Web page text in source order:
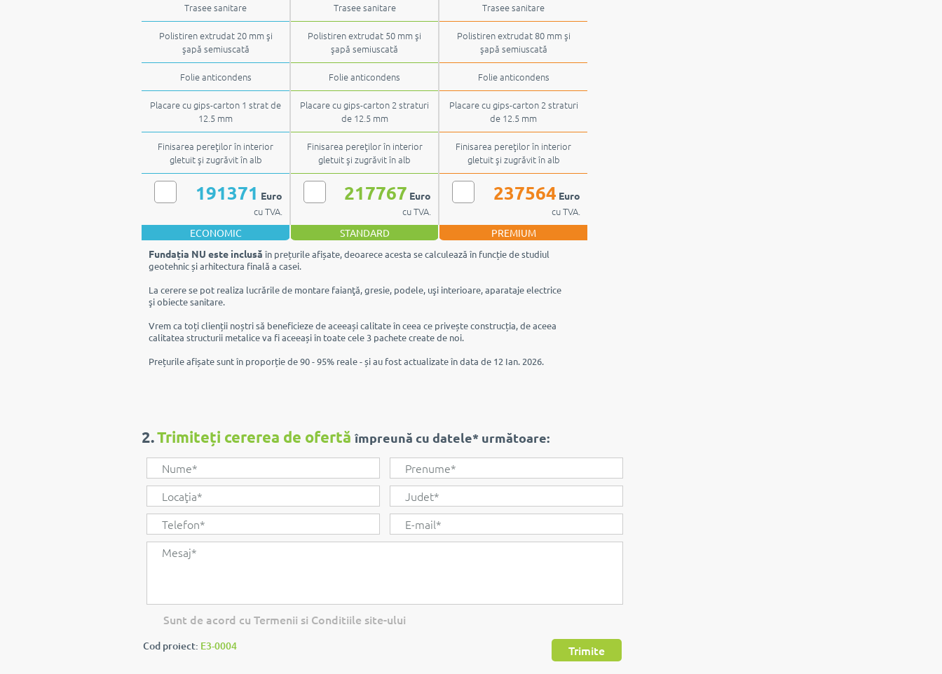
Trasee sanitare Trasee sanitare Trasee sanitare
Polistiren extrudat 20 mm şi
şapă semiuscată
Polistiren extrudat 50 mm şi
şapă semiuscată
Polistiren extrudat 80 mm şi
şapă semiuscată
Folie anticondens Folie anticondens Folie anticondens
Placare cu gips-carton 1 strat de
12.5 mm
Placare cu gips-carton 2 straturi
de 12.5 mm
Placare cu gips-carton 2 straturi
de 12.5 mm
Finisarea pereţilor în interior
gletuit şi zugrăvit în alb
Finisarea pereţilor în interior
gletuit şi zugrăvit în alb
Finisarea pereţilor în interior
gletuit şi zugrăvit în alb
191371 Euro
cu TVA.
217767 Euro
cu TVA.
237564 Euro
cu TVA.
ECONOMIC STANDARD
PREMIUM
Fundația NU este inclusă în prețurile afișate, deoarece acesta se calculează în funcție de studiul
geotehnic și arhitectura finală a casei.
La cerere se pot realiza lucrările de montare faianţă, gresie, podele, uşi interioare, aparataje electrice
şi obiecte sanitare.
Vrem ca toți clienții noștri să beneficieze de aceeași calitate în ceea ce privește construcția, de aceea
calitatea structurii metalice va fi aceeași în toate cele 3 pachete create de noi.
Prețurile afișate sunt în proporție de 90 - 95% reale - și au fost actualizate în data de 12 Ian. 2026.
2.Trimiteți cererea de ofertă împreună cu datele* următoare:
Sunt de acord cu Termenii si Conditiile site-ului
Cod proiect: E3-0004 Trimite